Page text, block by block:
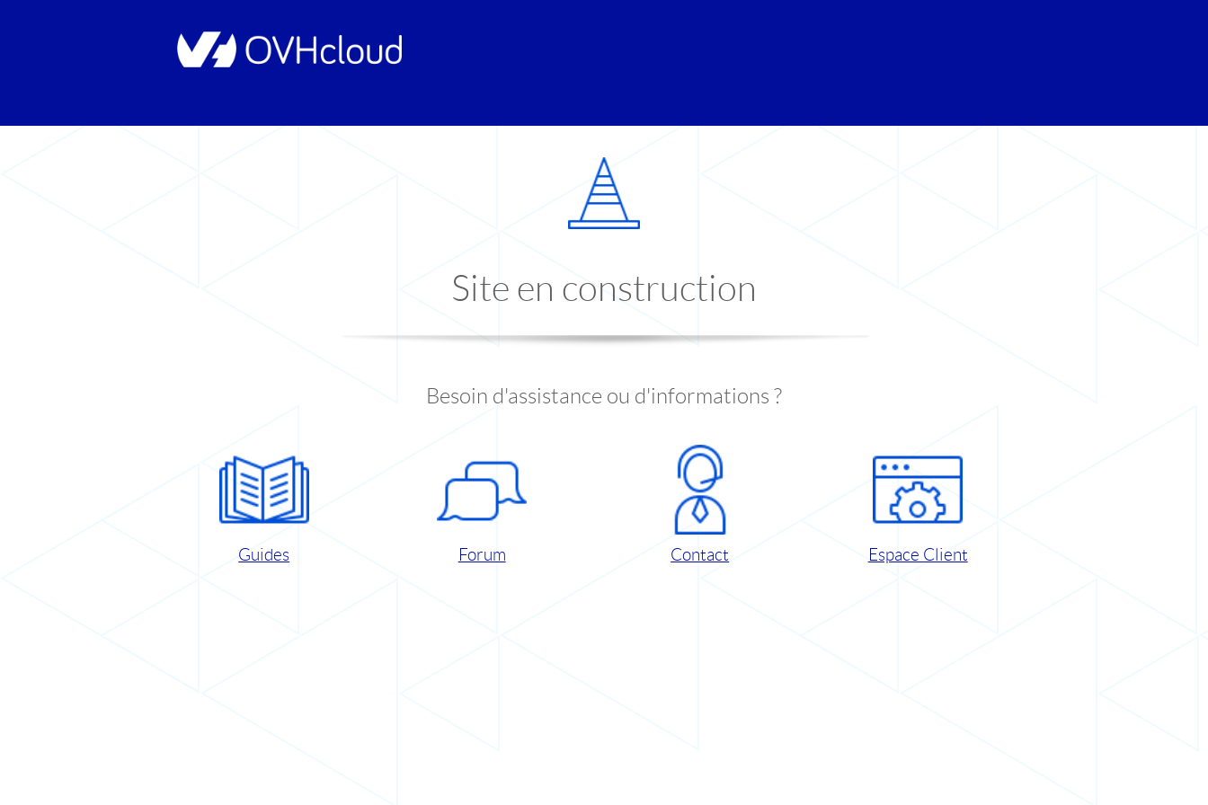
Site en construction
Besoin d'assistance ou d'informations ?
Guides Forum Contact Espace Client